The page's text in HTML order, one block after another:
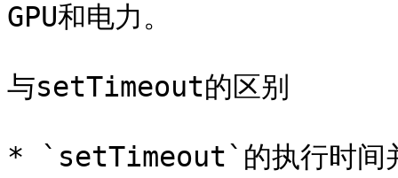
GPU和电力。
与setTimeout的区别
* `setTimeout`的执行时间